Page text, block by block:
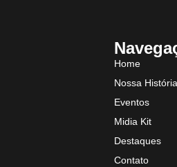
Home
Nossa História
Eventos
Midia Kit
Destaques
Contato